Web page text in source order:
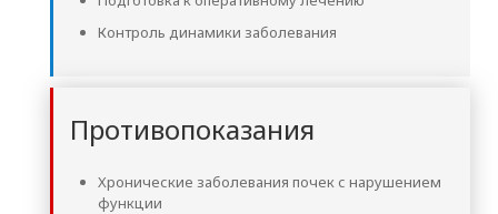
Контроль динамики заболевания
Противопоказания
Хронические заболевания почек с нарушением
функции